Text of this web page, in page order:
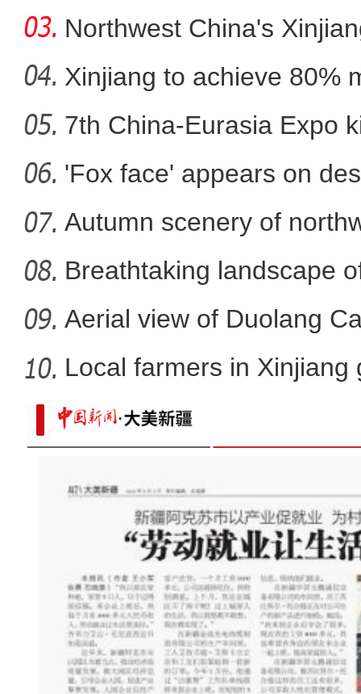
新疆：自10月5日起每日报
新疆：社会面疫情传播
Northwest China's
Xinjiang to achieve 80%
in
7th China-Eurasia Expo
'Fox face' appears on
Autumn scenery of
Breathtaking landscape
Aerial view of Duolang
Local farmers in Xinjiang